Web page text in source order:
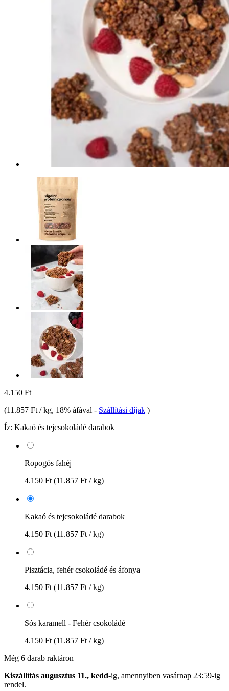
4.150 Ft
(11.857 Ft / kg, 18% áfával - Szállítási díjak )
Íz: Kakaó és tejcsokoládé darabok
Ropogós fahéj
4.150 Ft (11.857 Ft / kg)
Kakaó és tejcsokoládé darabok
4.150 Ft (11.857 Ft / kg)
Pisztácia, fehér csokoládé és áfonya
4.150 Ft (11.857 Ft / kg)
Sós karamell - Fehér csokoládé
4.150 Ft (11.857 Ft / kg)
Még 6 darab raktáron
Kiszállítás augusztus 11., kedd-ig, amennyiben vasárnap 23:59-ig
rendel.